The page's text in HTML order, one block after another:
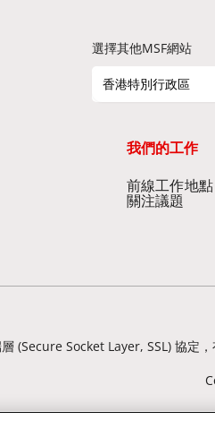
選擇其他MSF網站
香港特別行政區
我們的工作
前線工作地點​
關注議題
(Secure Socket Layer, SSL) 協定